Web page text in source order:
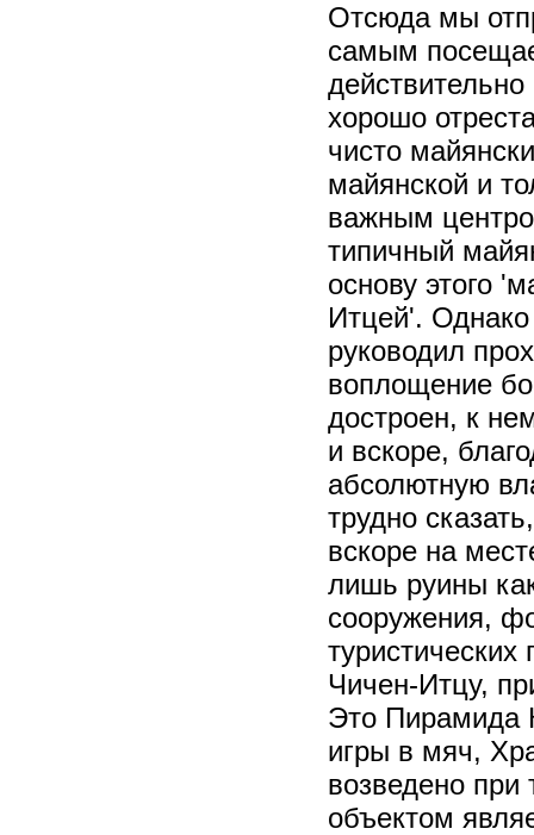
Отсюда мы
самым
хорошо
чисто
майянской и
важным
типичный
основу этого
Итцей'. Однако
руководил
воплощение
достроен, к
и вскоре,
абсолютную
трудно
вскоре на
лишь руины
сооружения,
туристических
Чичен-Итцу,
Это Пирамида
игры в мяч,
возведено при
объектом